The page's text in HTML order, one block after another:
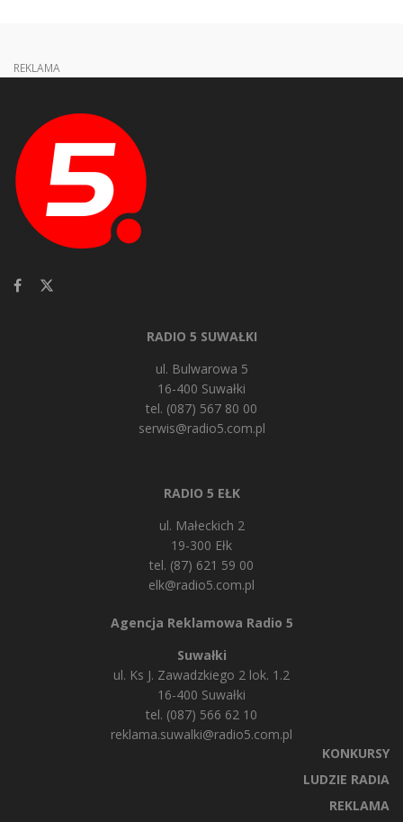
REKLAMA
RADIO 5 SUWAŁKI
ul. Bulwarowa 5
16-400 Suwałki
tel. (087) 567 80 00
serwis@radio5.com.pl
RADIO 5 EŁK
ul. Małeckich 2
19-300 Ełk
tel. (87) 621 59 00
elk@radio5.com.pl
Agencja Reklamowa Radio 5
Suwałki
ul. Ks J. Zawadzkiego 2 lok. 1.2
16-400 Suwałki
tel. (087) 566 62 10
reklama.suwalki@radio5.com.pl
KONKURSY
LUDZIE RADIA
REKLAMA